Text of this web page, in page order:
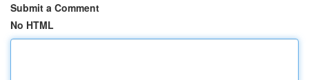
Submit a Comment
No HTML